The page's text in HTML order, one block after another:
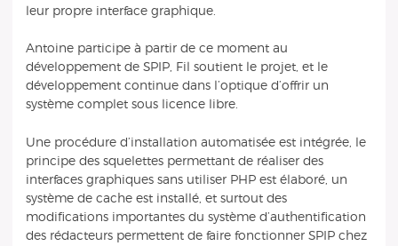
leur propre interface graphique.
Antoine participe à partir de ce moment au
développement de SPIP, Fil soutient le projet, et le
développement continue dans l’optique d’offrir un
système complet sous licence libre.
Une procédure d’installation automatisée est intégrée, le
principe des squelettes permettant de réaliser des
interfaces graphiques sans utiliser PHP est élaboré, un
système de cache est installé, et surtout des
modifications importantes du système d’authentification
des rédacteurs permettent de faire fonctionner SPIP chez